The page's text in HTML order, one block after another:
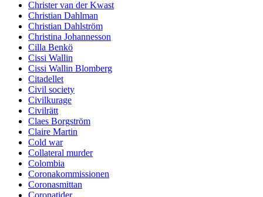
Christer van der Kwast
Christian Dahlman
Christian Dahlström
Christina Johannesson
Cilla Benkö
Cissi Wallin
Cissi Wallin Blomberg
Citadellet
Civil society
Civilkurage
Civilrätt
Claes Borgström
Claire Martin
Cold war
Collateral murder
Colombia
Coronakommissionen
Coronasmittan
Coronatider